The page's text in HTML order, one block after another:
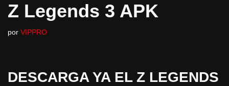
Z Legends 3 APK
por VIPPRO
DESCARGA YA EL Z LEGENDS